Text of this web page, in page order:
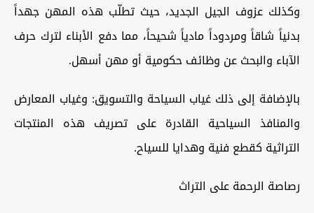
وكذلك عزوف الجيل الجديد، حيث تطلّب هذه المهن جهداً
بدنياً شاقاً ومردوداً مادياً شحيحاً، مما دفع الأبناء لترك حرف
الآباء والبحث عن وظائف حكومية أو مهن أسهل.
بالإضافة إلى ذلك غياب السياحة والتسويق: وغياب المعارض
والمنافذ السياحية القادرة على تصريف هذه المنتجات
التراثية كقطع فنية وهدايا للسياح.
رصاصة الرحمة على التراث